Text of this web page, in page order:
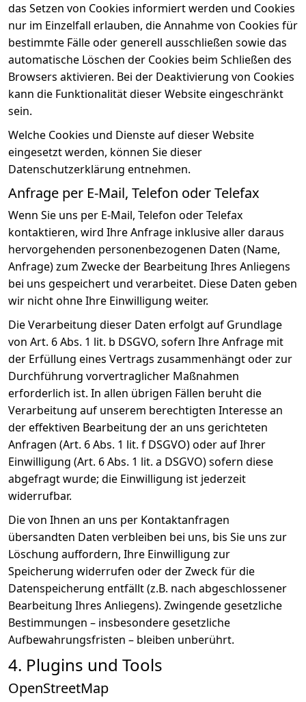
das Setzen von Cookies informiert werden und Cookies
nur im Einzelfall erlauben, die Annahme von Cookies für
bestimmte Fälle oder generell ausschließen sowie das
automatische Löschen der Cookies beim Schließen des
Browsers aktivieren. Bei der Deaktivierung von Cookies
kann die Funktionalität dieser Website eingeschränkt
sein.
Welche Cookies und Dienste auf dieser Website
eingesetzt werden, können Sie dieser
Datenschutzerklärung entnehmen.
Anfrage per E-Mail, Telefon oder Telefax
Wenn Sie uns per E-Mail, Telefon oder Telefax
kontaktieren, wird Ihre Anfrage inklusive aller daraus
hervorgehenden personenbezogenen Daten (Name,
Anfrage) zum Zwecke der Bearbeitung Ihres Anliegens
bei uns gespeichert und verarbeitet. Diese Daten geben
wir nicht ohne Ihre Einwilligung weiter.
Die Verarbeitung dieser Daten erfolgt auf Grundlage
von Art. 6 Abs. 1 lit. b DSGVO, sofern Ihre Anfrage mit
der Erfüllung eines Vertrags zusammenhängt oder zur
Durchführung vorvertraglicher Maßnahmen
erforderlich ist. In allen übrigen Fällen beruht die
Verarbeitung auf unserem berechtigten Interesse an
der effektiven Bearbeitung der an uns gerichteten
Anfragen (Art. 6 Abs. 1 lit. f DSGVO) oder auf Ihrer
Einwilligung (Art. 6 Abs. 1 lit. a DSGVO) sofern diese
abgefragt wurde; die Einwilligung ist jederzeit
widerrufbar.
Die von Ihnen an uns per Kontaktanfragen
übersandten Daten verbleiben bei uns, bis Sie uns zur
Löschung auffordern, Ihre Einwilligung zur
Speicherung widerrufen oder der Zweck für die
Datenspeicherung entfällt (z.B. nach abgeschlossener
Bearbeitung Ihres Anliegens). Zwingende gesetzliche
Bestimmungen – insbesondere gesetzliche
Aufbewahrungsfristen – bleiben unberührt.
4. Plugins und Tools
OpenStreetMap